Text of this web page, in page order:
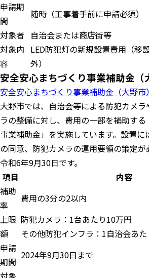
申請期
間
随時（工事着手前に申請必須）
対象者 自治会または商店街等
対象内
容
LED防犯灯の新規設置費用（移
外）
安全安心まちづくり事業補助金（
安全安心まちづくり事業補助金（大野市）
大野市では、自治会等による防犯カメ
ラの整備に対し、費用の一部を補助す
事業補助金」を実施しています。設置
の同意、防犯カメラの運用要領の策定
令和6年9月30日です。
項目
内容
補助
率
費用の3分の2以内
上限
額
防犯カメラ：1台あたり10万円
その他防犯インフラ：1自治会あ
申請
期間
2024年9月30日まで